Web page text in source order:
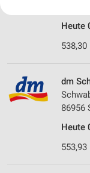
Heute
dm
86956
Heute
553,93
Website/App.
Wir nutzen Ihre Daten
Speichern von
auf einem
Werbeanzeigen
Erstellung von